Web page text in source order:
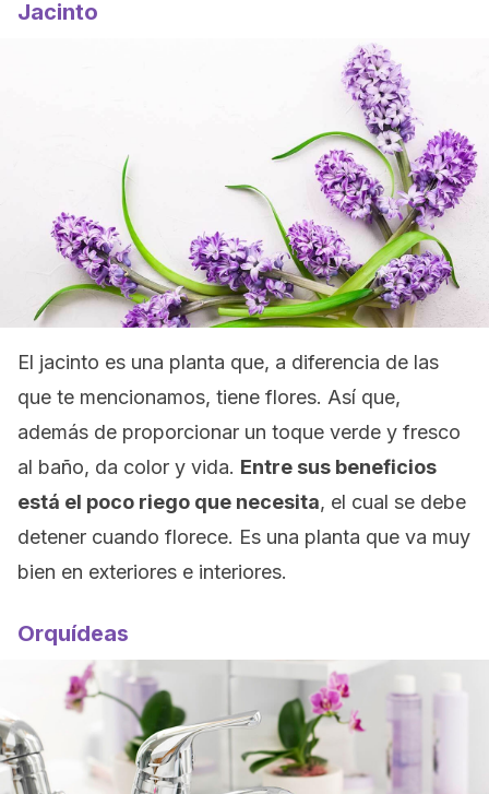
Jacinto
El jacinto es una planta que, a diferencia de las
que te mencionamos, tiene flores. Así que,
además de proporcionar un toque verde y fresco
al baño, da color y vida. Entre sus beneficios
está el poco riego que necesita, el cual se debe
detener cuando florece. Es una planta que va muy
bien en exteriores e interiores.
Orquídeas